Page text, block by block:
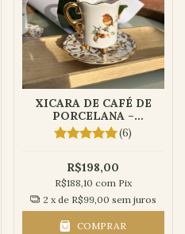
XICARA DE CAFÉ DE
PORCELANA –
COLEÇÃO PÁSSARO
(6)
R$198,00
R$188,10 com Pix
2 x de R$99,00 sem juros
COMPRAR